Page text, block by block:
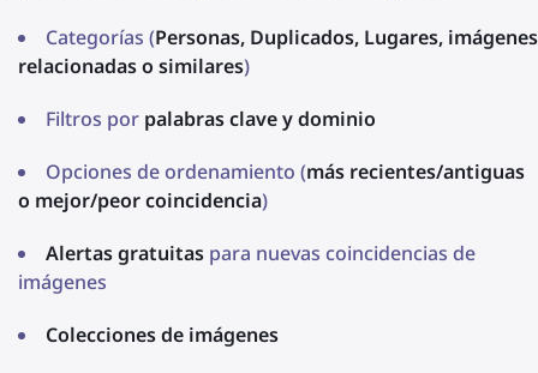
Categorías (Personas, Duplicados, Lugares, imágenes
relacionadas o similares)
Filtros por palabras clave y dominio
Opciones de ordenamiento (más recientes/antiguas
o mejor/peor coincidencia)
Alertas gratuitas para nuevas coincidencias de
imágenes
Colecciones de imágenes